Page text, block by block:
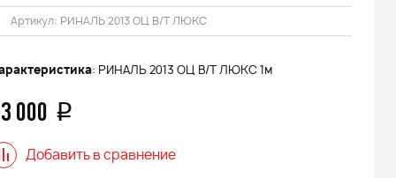
Артикул: РИНАЛЬ 2013 ОЦ В/Т ЛЮКС
: РИНАЛЬ 2013 ОЦ В/Т ЛЮКС 1м
000 q
Добавить в сравнение